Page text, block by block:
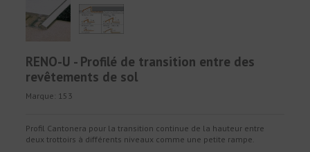
RENO-U - Profilé de transition entre des
revêtements de sol
Marque: 153
Profil Cantonera pour la transition continue de la hauteur entre
deux trottoirs à différents niveaux comme une petite rampe.